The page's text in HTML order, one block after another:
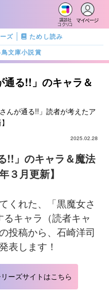
講談社
コクリコ
マイページ
ズ
ためし読み
文庫小説賞
通る!!」のキャラ＆
んが通る!!」読者が考えたア
2025.02.28
!!」のキャラ＆魔法
３月更新】
くれた、「黒魔女さ
キャラ（読者キャ
投稿から、石崎洋司
表します！
ーズサイトはこちら